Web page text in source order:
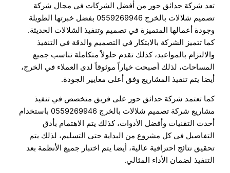
تعد شركة حدائق حور من أفضل الشركات في مجال شركة
تصميم شلالات بالخرج 0559269946 بفضل خبرتها الطويلة
وجودة أعمالها المتميزة في تصميم وتنفيذ الشلالات الحديثة.
كما تتميز الشركة بالابتكار في التصميم والدقة في التنفيذ
والالتزام بالمواعيد، كذلك تقدم حلولاً متكاملة تناسب جميع
المساحات، لذلك أصبحت خياراً موثوقاً لدى العملاء في الخرج،
أيضا يتم تنفيذ المشاريع وفق أعلى معايير الجودة.
كما تعتمد شركة حدائق حور على فريق متخصص في تنفيذ
مشاريع شركة تصميم شلالات بالخرج 0559269946 باستخدام
أحدث التقنيات وأفضل الأدوات، كذلك يتم الاهتمام بأدق
التفاصيل في كل مشروع من البداية حتى التسليم، لذلك يتم
تحقيق نتائج احترافية عالية، أيضا يتم اختبار جميع الأنظمة بعد
التنفيذ لضمان الأداء المثالي.